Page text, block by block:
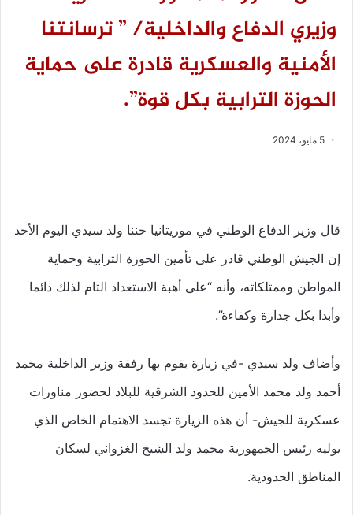
وزيري الدفاع والداخلية/ ” ترسانتنا
الأمنية والعسكرية قادرة على حماية
الحوزة الترابية بكل قوة”.
5 مايو، 2024
قال وزير الدفاع الوطني في موريتانيا حننا ولد سيدي اليوم الأحد
إن الجيش الوطني قادر على تأمين الحوزة الترابية وحماية
المواطن وممتلكاته، وأنه “على أهبة الاستعداد التام لذلك دائما
وأبدا بكل جدارة وكفاءة”.
وأضاف ولد سيدي -في زيارة يقوم بها رفقة وزير الداخلية محمد
أحمد ولد محمد الأمين للحدود الشرقية للبلاد لحضور مناورات
عسكرية للجيش- أن هذه الزيارة تجسد الاهتمام الخاص الذي
يوليه رئيس الجمهورية محمد ولد الشيخ الغزواني لسكان
المناطق الحدودية.